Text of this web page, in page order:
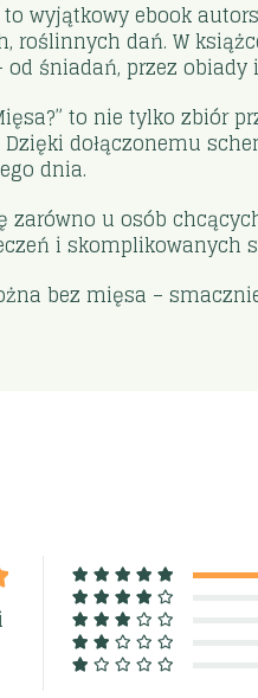
to wyjątkowy ebook
roślinnych dań. W
od śniadań, przez obiady
to nie tylko zbiór
dołączonemu
dnia.
zarówno u osób
i skomplikowanych
bez mięsa –